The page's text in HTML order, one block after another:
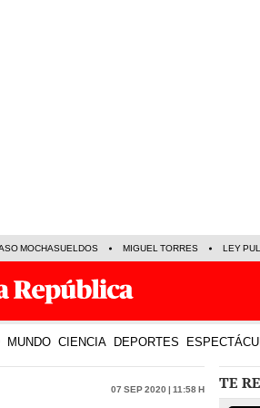
LEY
MUNDO CIENCIA DEPORTES
TE